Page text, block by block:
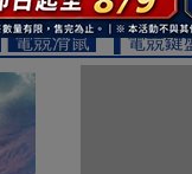
▌電競滑鼠 ▌電競鍵